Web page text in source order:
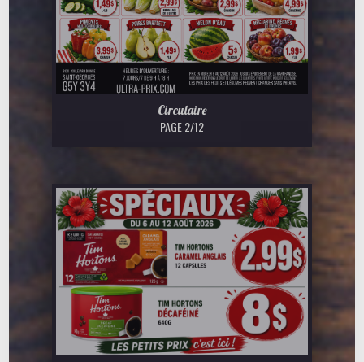
Circulaire
PAGE 2/12